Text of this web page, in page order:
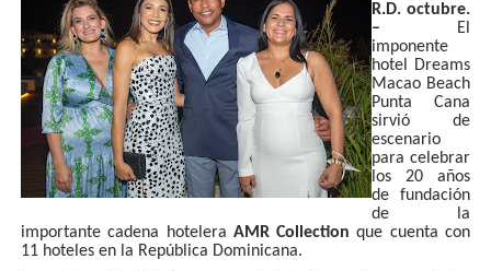
R.D. octubre.
– El
imponente
hotel Dreams
Macao Beach
Punta Cana
sirvió de
escenario
para celebrar
los 20 años
de fundación
de la
importante cadena hotelera AMR Collection que cuenta con
11 hoteles en la República Dominicana.